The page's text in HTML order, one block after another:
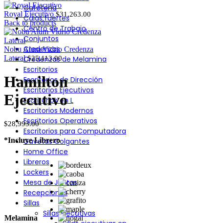
Cafetería
Cajas fuertes
Centro de Trabajo
Conjuntos
Credenzas
Credenzas de Melamina
Escritorios
Escritorios de Dirección
Escritorios Ejecutivos
Escritorios en L
Escritorios Modernos
Escritorios Operativos
Escritorios para Computadora
Gavetas Colgantes
Home Office
Libreros
Lockers
Mesa de Juntas
Recepciones
Sillas
Sillas Ejecutivas
Royal Ejecutivo$31,263.00
Back to products
Nobu Alum Vidrio Credenza
Lateral$25,113.00
Hamilton
Ejecutivo
$28,993.00
*Incluye Librero
Melamina